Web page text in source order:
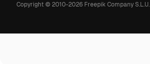
Copyright © 2010-2026Freepik Company S.L.U.